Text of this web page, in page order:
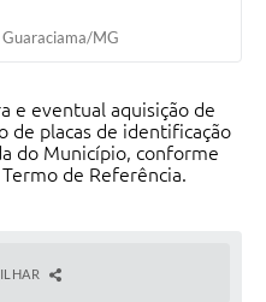
Guaraciama/MG
e eventual aquisição de
de placas de identificação
do Município, conforme
de Referência.